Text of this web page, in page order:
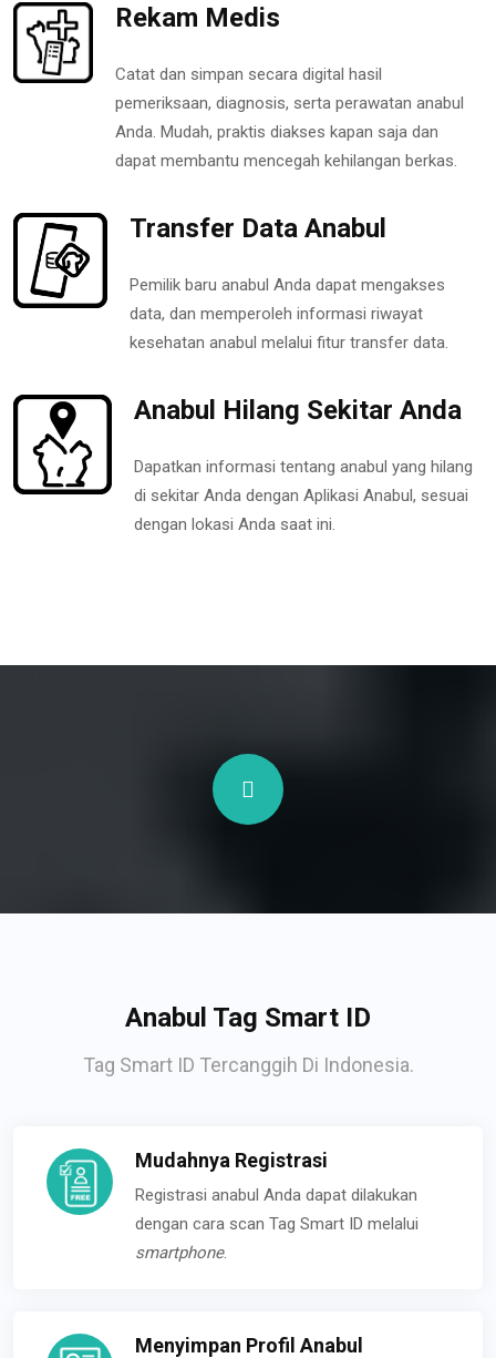
Rekam Medis
Catat dan simpan secara digital hasil
pemeriksaan, diagnosis, serta perawatan anabul
Anda. Mudah, praktis diakses kapan saja dan
dapat membantu mencegah kehilangan berkas.
Transfer Data Anabul
Pemilik baru anabul Anda dapat mengakses
data, dan memperoleh informasi riwayat
kesehatan anabul melalui fitur transfer data.
Anabul Hilang Sekitar Anda
Dapatkan informasi tentang anabul yang hilang
di sekitar Anda dengan Aplikasi Anabul, sesuai
dengan lokasi Anda saat ini.
Anabul Tag Smart ID
Tag Smart ID Tercanggih Di Indonesia.
Mudahnya Registrasi
Registrasi anabul Anda dapat dilakukan
dengan cara scan Tag Smart ID melalui
smartphone.
Menyimpan Profil Anabul